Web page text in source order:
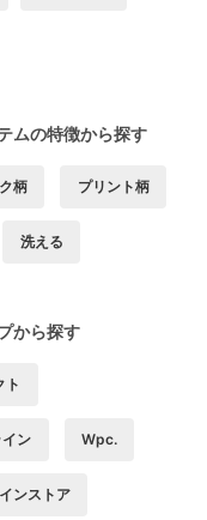
ムの特徴から探す
柄 プリント柄
洗える
から探す
ト
ン Wpc.
ンストア